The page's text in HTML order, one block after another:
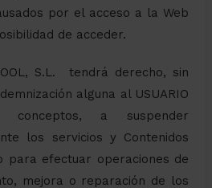
por el acceso a la Web
de acceder.
S.L. tendrá derecho, sin
alguna al USUARIO
a suspender
los servicios y Contenidos
para efectuar operaciones de
mejora o reparación de los